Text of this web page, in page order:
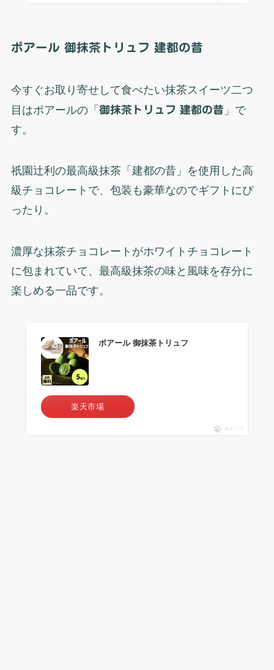
ポアール 御抹茶トリュフ 建都の昔
今すぐお取り寄せして食べたい抹茶スイーツ二つ
目はポアールの「 御抹茶トリュフ 建都の昔 」で
す。
祇園辻利の最高級抹茶「建都の昔」を使用した高
級チョコレートで、包装も豪華なのでギフトにぴ
ったり。
濃厚な抹茶チョコレートがホワイトチョコレート
に包まれていて、最高級抹茶の味と風味を存分に
楽しめる一品です。
ポアール 御抹茶トリュフ
楽天市場
ポチップ